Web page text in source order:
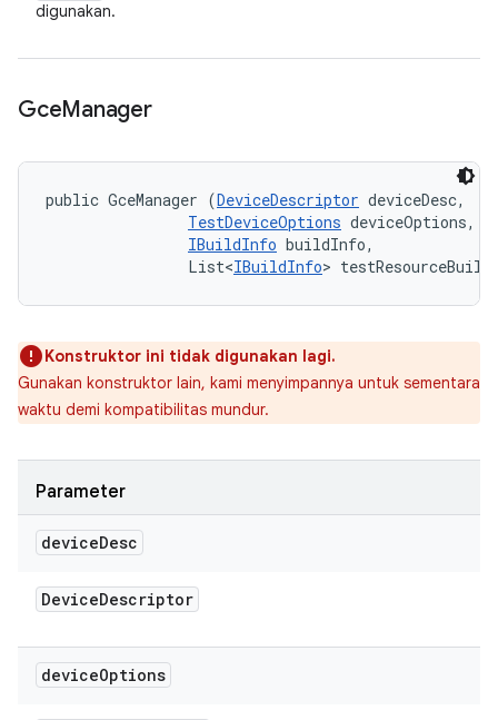
digunakan.
GceManager
public GceManager (DeviceDescriptor deviceDesc,
TestDeviceOptions deviceOptions,
IBuildInfo buildInfo,
                List<
IBuildInfo>
Konstruktor ini tidak digunakan lagi.
Gunakan konstruktor lain, kami menyimpannya untuk sementara
waktu demi kompatibilitas mundur.
Parameter
deviceDesc
DeviceDescriptor
deviceOptions